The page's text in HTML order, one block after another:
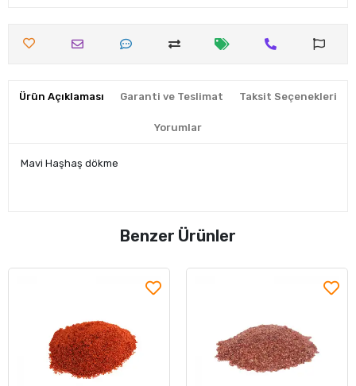
Ürün Açıklaması Garanti ve Teslimat Taksit Seçenekleri
Yorumlar
Mavi Haşhaş dökme
Benzer Ürünler